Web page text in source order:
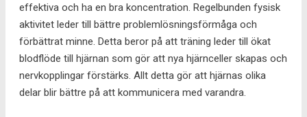
effektiva och ha en bra koncentration. Regelbunden fysisk
aktivitet leder till bättre problemlösningsförmåga och
förbättrat minne. Detta beror på att träning leder till ökat
blodflöde till hjärnan som gör att nya hjärnceller skapas och
nervkopplingar förstärks. Allt detta gör att hjärnas olika
delar blir bättre på att kommunicera med varandra.